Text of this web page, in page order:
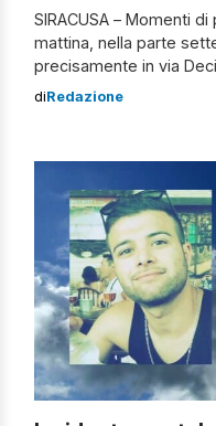
SIRACUSA – Momenti
mattina, nella parte
precisamente in via
ricostruzione dei fatti,
sono […]
diRedazione